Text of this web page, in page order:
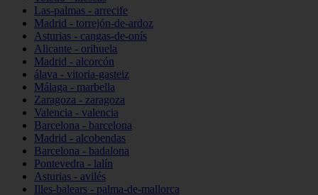
Las-palmas - arrecife
Madrid - torrejón-de-ardoz
Asturias - cangas-de-onís
Alicante - orihuela
Madrid - alcorcón
álava - vitoria-gasteiz
Málaga - marbella
Zaragoza - zaragoza
Valencia - valencia
Barcelona - barcelona
Madrid - alcobendas
Barcelona - badalona
Pontevedra - lalín
Asturias - avilés
Illes-balears - palma-de-mallorca